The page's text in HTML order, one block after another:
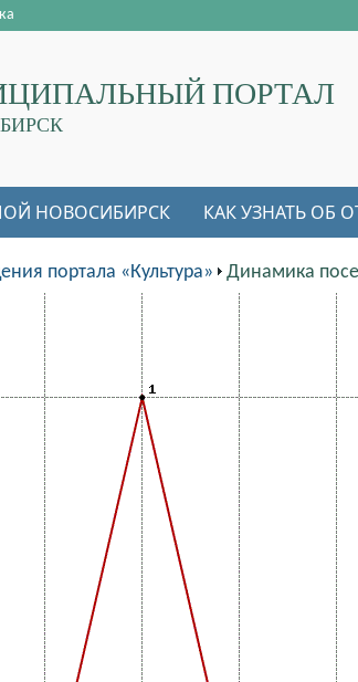
ПОРТАЛ
НОВОСИБИРСК КАК УЗНАТЬ ОБ
портала «Культура» Динамика